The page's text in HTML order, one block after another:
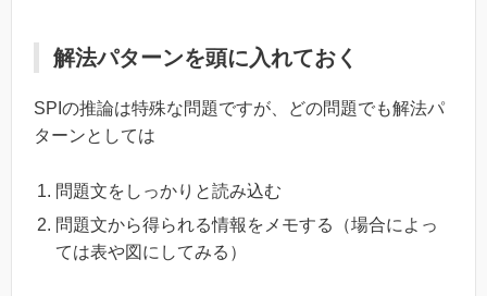
解法パターンを頭に入れておく
SPIの推論は特殊な問題ですが、どの問題でも解法パ
ターンとしては
問題文をしっかりと読み込む
問題文から得られる情報をメモする（場合によっ
ては表や図にしてみる）